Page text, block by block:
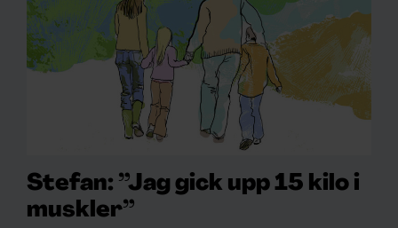
Stefan: ”Jag gick upp 15 kilo i
muskler”